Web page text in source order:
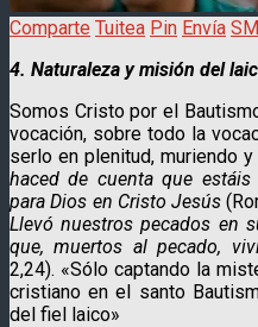
Comparte Tuitea Pin Envía
4. Naturaleza y misión del
Somos Cristo por el
vocación, sobre todo la
serlo en plenitud, muriendo
haced de cuenta que
para Dios en Cristo Jesús
Llevó nuestros pecados en
que, muertos al pecado,
2,24). «Sólo captando la
cristiano en el santo
del fiel laico»